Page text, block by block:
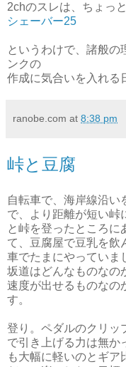
2chのスレは、ちょっ
シェーバー25
というわけで、諸般の
ンクの
作成に気合いを入れる
ranobe.com at 8:38 pm
峠と豆腐
自転車で、海岸線沿い
で、より距離が短い峠
と峠を登ったところに
て、豆腐屋で豆乳を飲
車でたまにやっていま
坂道はどんなものなの
速度が出せるものなの
す。
登り。ペダルのクリッ
で引き上げる力は無か
も大幅に軽いのとギア